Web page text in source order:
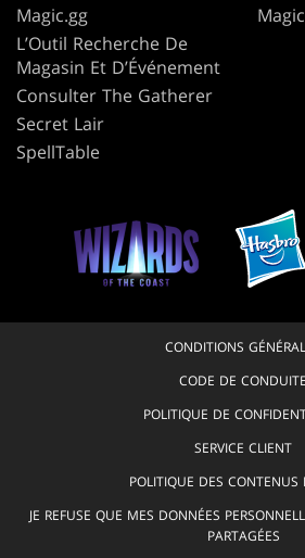
Magic.gg
L’Outil Recherche De
Magasin Et D’Événement
Consulter The Gatherer
Secret Lair
SpellTable
CONDITIONS
CODE DE CONDUITE
POLITIQUE DE
SERVICE CLIENT
POLITIQUE DES CONTENUS
JE REFUSE QUE MES DONNÉES
PARTAGÉES